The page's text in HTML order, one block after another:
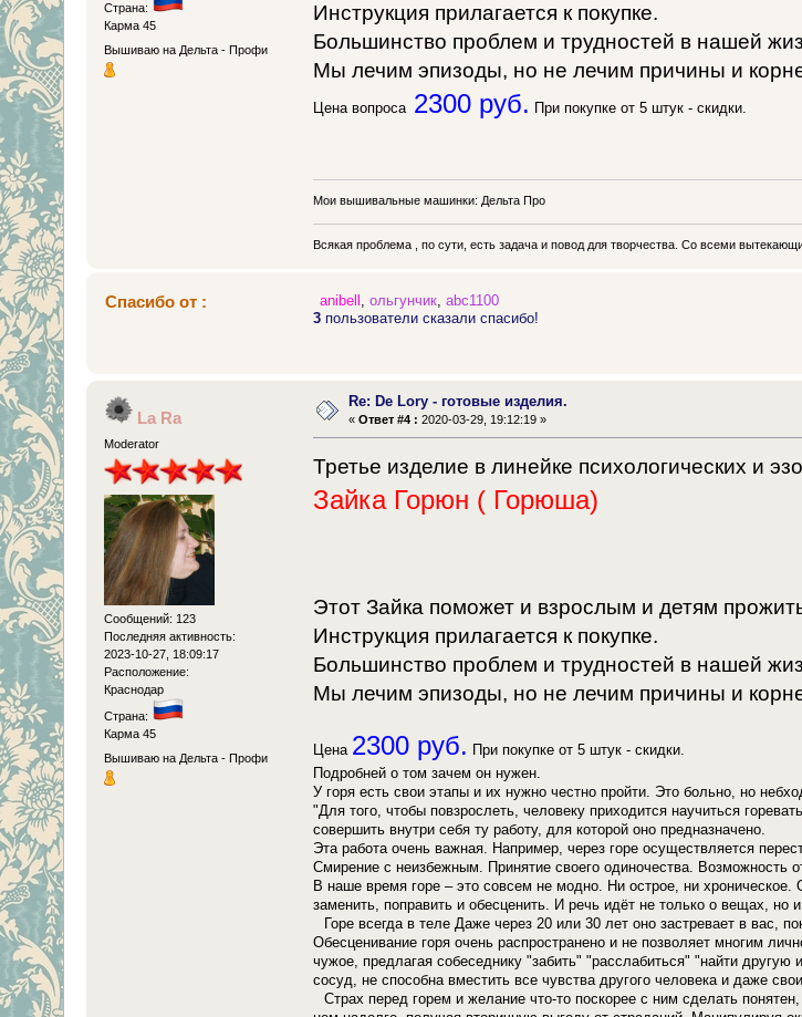
Страна:
Карма 45
Вышиваю на Дельта - Профи
Инструкция прилагается к покупке.
Большинство проблем и трудностей в нашей
Мы лечим эпизоды, но не лечим причины и
Цена вопроса2300 руб. При покупке от 5 штук - скидки.
Мои вышивальные машинки: Дельта Про
Всякая проблема , по сути, есть задача и повод для творчества. Со всеми
Спасибо от : anibell ,ольгунчик,abc1100
3пользователи сказали спасибо!
La Ra
Moderator
Сообщений: 123
Последняя активность:
2023-10-27, 18:09:17
Расположение:
Краснодар
Страна:
Карма 45
Вышиваю на Дельта - Профи
Re: De Lory - готовые изделия.
«Ответ #4 : 2020-03-29, 19:12:19 »
Третье изделие в линейке психологических и
Зайка Горюн ( Горюша)
Этот Зайка поможет и взрослым и детям
Инструкция прилагается к покупке.
Большинство проблем и трудностей в нашей
Мы лечим эпизоды, но не лечим причины и
Цена 2300 руб. При покупке от 5 штук - скидки.
Подробней о том зачем он нужен.
У горя есть свои этапы и их нужно честно пройти. Это больно, но
"Для того, чтобы повзрослеть, человеку приходится научиться
совершить внутри себя ту работу, для которой оно предназначено.⠀
Эта работа очень важная. Например, через горе осуществляется
Смирение с неизбежным. Принятие своего одиночества. Возможность
В наше время горе – это совсем не модно. Ни острое, ни
заменить, поправить и обесценить. И речь идёт не только о вещах, но
⠀Горе всегда в теле Даже через 20 или 30 лет оно застревает в вас,
Обесценивание горя очень распространено и не позволяет многим
чужое, предлагая собеседнику "забить" "расслабиться" "найти
сосуд, не способна вместить все чувства другого человека и даже
⠀Страх перед горем и желание что-то поскорее с ним сделать